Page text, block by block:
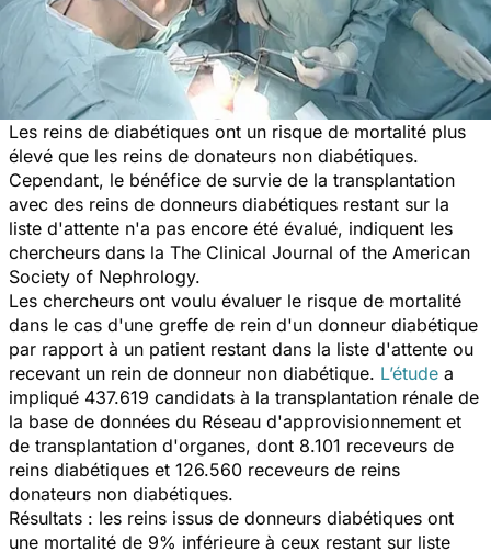
Les reins de diabétiques ont un risque de mortalité plus
élevé que les reins de donateurs non diabétiques.
Cependant, le bénéfice de survie de la transplantation
avec des reins de donneurs diabétiques restant sur la
liste d'attente n'a pas encore été évalué, indiquent les
chercheurs dans la The Clinical Journal of the American
Society of Nephrology.
Les chercheurs ont voulu évaluer le risque de mortalité
dans le cas d'une greffe de rein d'un donneur diabétique
par rapport à un patient restant dans la liste d'attente ou
recevant un rein de donneur non diabétique. L’étude a
impliqué 437.619 candidats à la transplantation rénale de
la base de données du Réseau d'approvisionnement et
de transplantation d'organes, dont 8.101 receveurs de
reins diabétiques et 126.560 receveurs de reins
donateurs non diabétiques.
Résultats : les reins issus de donneurs diabétiques ont
une mortalité de 9% inférieure à ceux restant sur liste